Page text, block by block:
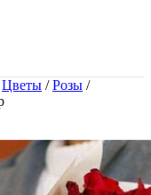
Цветы / Розы /